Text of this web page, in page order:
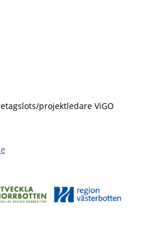
projektledare ViGO